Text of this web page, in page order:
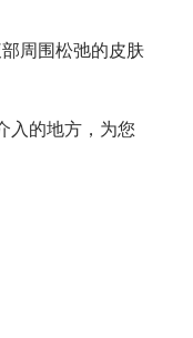
周围松弛的皮肤
入的地方，为您